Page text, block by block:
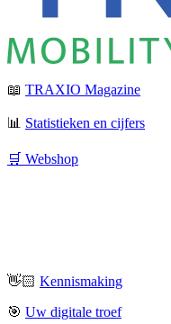
📖 TRAXIO Magazine
📊 Statistieken en cijfers
🛒 Webshop
👋🏻 Kennismaking
🎯 Uw digitale troef